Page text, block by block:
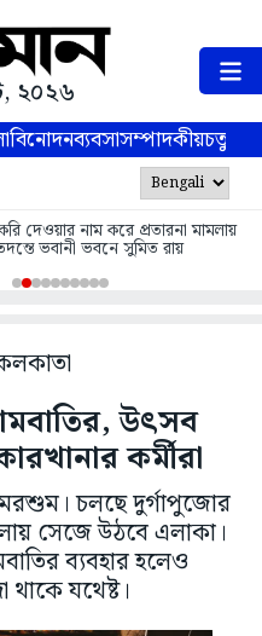
২০২৬
বিনোদনব্যবসাসম্পাদকীয়
দেওয়ার নাম করে প্রতারনা মামলায়
ভবানী ভবনে সুমিত রায়
উৎসব
কর্মীরা
চলছে দুর্গাপুজোর
সেজে উঠবে এলাকা।
ব্যবহার হলেও
থাকে যথেষ্ট।